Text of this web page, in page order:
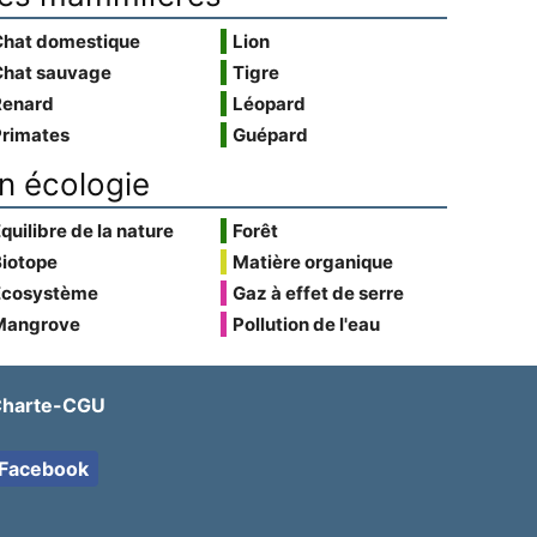
domestique
sauvage
Lion
Tigre
Léopard
Guépard
écologie
de la nature
Forêt
Matière organique
Gaz à effet de serre
Pollution de l'eau
CGU
Facebook